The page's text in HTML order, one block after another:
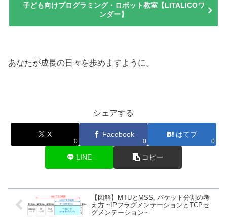
子ども向けプログラミング・ロボット教室【LITALICOワ
ンダー】
あなたが成長の日々を歩めますように。
シェアする
X
0
Facebook
0
はてブ
0
LINE コピー
【図解】MTUとMSS, パケット分割の考
え方 ~IPフラグメンテーションとTCPセ
グメンテーション~